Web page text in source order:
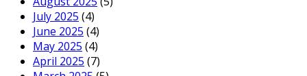
July 2025 (4)
June 2025 (4)
May 2025 (4)
April 2025 (7)